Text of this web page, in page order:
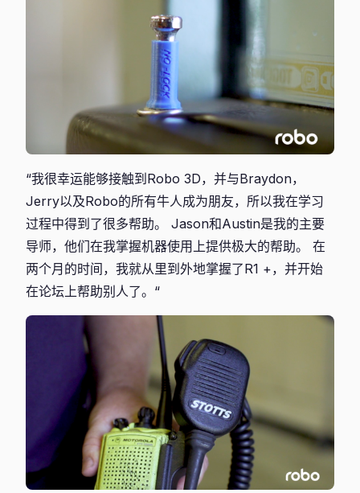
“我很幸运能够接触到Robo 3D，并与Braydon，
Jerry以及Robo的所有牛人成为朋友，所以我在学习
过程中得到了很多帮助。 Jason和Austin是我的主要
导师，他们在我掌握机器使用上提供极大的帮助。 在
两个月的时间，我就从里到外地掌握了R1 +，并开始
在论坛上帮助别人了。“